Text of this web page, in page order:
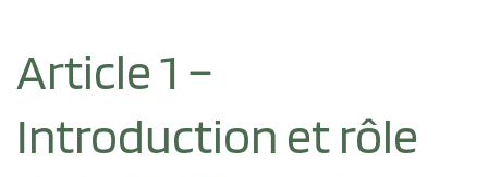
Article 1 –
Introduction et rôle